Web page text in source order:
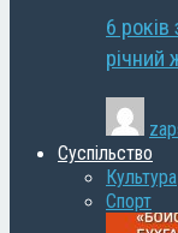
6
річний
Суспільство
Культура
Спорт